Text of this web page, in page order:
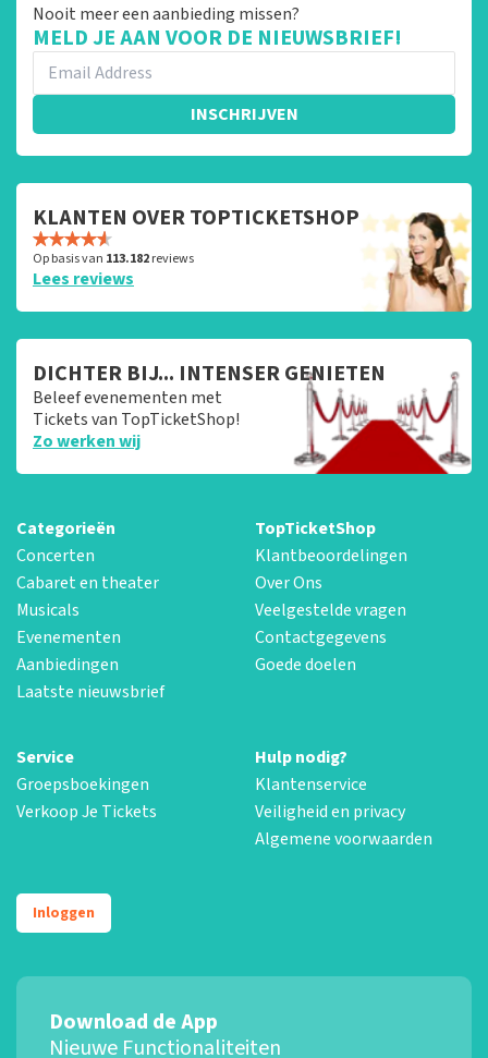
Nooit meer een aanbieding missen?
MELD JE AAN VOOR DE NIEUWSBRIEF!
INSCHRIJVEN
KLANTEN OVER TOPTICKETSHOP
Op basis van 113.182reviews
Lees reviews
DICHTER BIJ... INTENSER GENIETEN
Beleef evenementen met
Tickets van TopTicketShop!
Zo werken wij
Categorieën
Concerten
Cabaret en theater
Musicals
Evenementen
Aanbiedingen
Laatste nieuwsbrief
TopTicketShop
Klantbeoordelingen
Over Ons
Veelgestelde vragen
Contactgegevens
Goede doelen
Service
Groepsboekingen
Verkoop Je Tickets
Hulp nodig?
Klantenservice
Veiligheid en privacy
Algemene voorwaarden
Inloggen
Download de App
Nieuwe Functionaliteiten